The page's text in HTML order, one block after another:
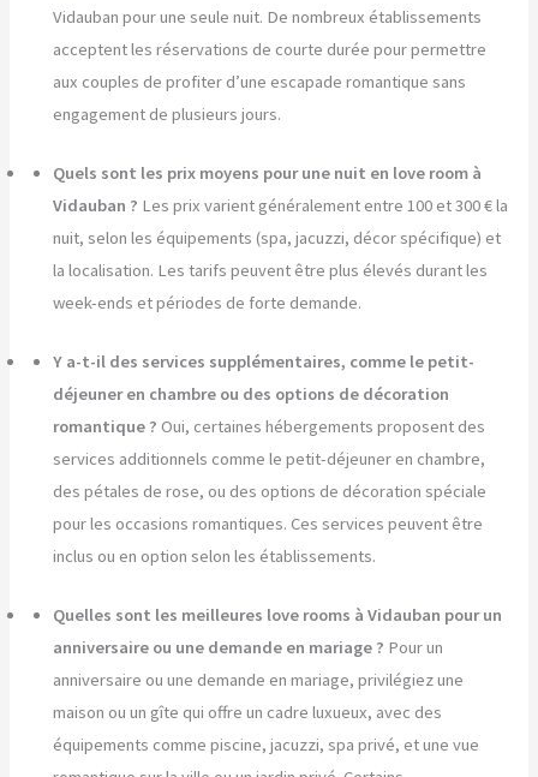
Vidauban pour une seule nuit. De nombreux établissements
acceptent les réservations de courte durée pour permettre
aux couples de profiter d’une escapade romantique sans
engagement de plusieurs jours.
Quels sont les prix moyens pour une nuit en love room à
Vidauban ? Les prix varient généralement entre 100 et 300 € la
nuit, selon les équipements (spa, jacuzzi, décor spécifique) et
la localisation. Les tarifs peuvent être plus élevés durant les
week-ends et périodes de forte demande.
Y a-t-il des services supplémentaires, comme le petit-
déjeuner en chambre ou des options de décoration
romantique ? Oui, certaines hébergements proposent des
services additionnels comme le petit-déjeuner en chambre,
des pétales de rose, ou des options de décoration spéciale
pour les occasions romantiques. Ces services peuvent être
inclus ou en option selon les établissements.
Quelles sont les meilleures love rooms à Vidauban pour un
anniversaire ou une demande en mariage ? Pour un
anniversaire ou une demande en mariage, privilégiez une
maison ou un gîte qui offre un cadre luxueux, avec des
équipements comme piscine, jacuzzi, spa privé, et une vue